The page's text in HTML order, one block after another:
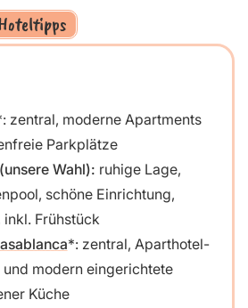
: zentral, moderne Apartments
Parkplätze
(unsere Wahl): ruhige Lage,
schöne Einrichtung,
inkl. Frühstück
: zentral, Aparthotel-
modern eingerichtete
Küche